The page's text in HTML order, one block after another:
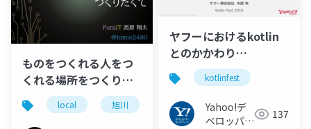
ものをつくれる人をつ
くれる場所をつくりた
くて
local 旭川 北海道 furait
ヤフーにおけるkotlin
とのかかわり
#kotlinfest
kotlinfest
Yahoo!デ
ベロッパー
137